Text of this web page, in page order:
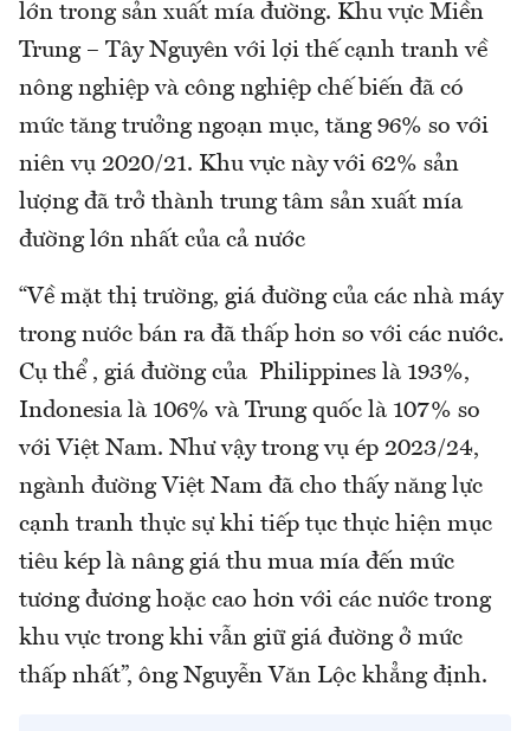
lớn trong sản xuất mía đường. Khu vực Miền
Trung – Tây Nguyên với lợi thế cạnh tranh về
nông nghiệp và công nghiệp chế biến đã có
mức tăng trưởng ngoạn mục, tăng 96% so với
niên vụ 2020/21. Khu vực này với 62% sản
lượng đã trở thành trung tâm sản xuất mía
đường lớn nhất của cả nước
“Về mặt thị trường, giá đường của các nhà máy
trong nước bán ra đã thấp hơn so với các nước.
Cụ thể , giá đường của Philippines là 193%,
Indonesia là 106% và Trung quốc là 107% so
với Việt Nam. Như vậy trong vụ ép 2023/24,
ngành đường Việt Nam đã cho thấy năng lực
cạnh tranh thực sự khi tiếp tục thực hiện mục
tiêu kép là nâng giá thu mua mía đến mức
tương đương hoặc cao hơn với các nước trong
khu vực trong khi vẫn giữ giá đường ở mức
thấp nhất”, ông Nguyễn Văn Lộc khẳng định.